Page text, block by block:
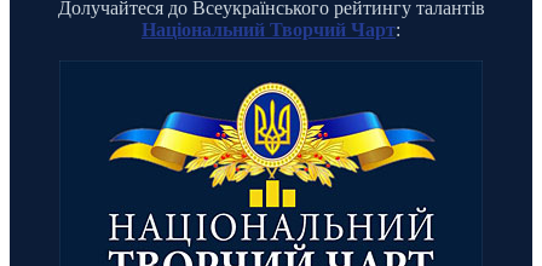
Долучайтеся до Всеукраїнського рейтингу талантів
Національний Творчий Чарт: